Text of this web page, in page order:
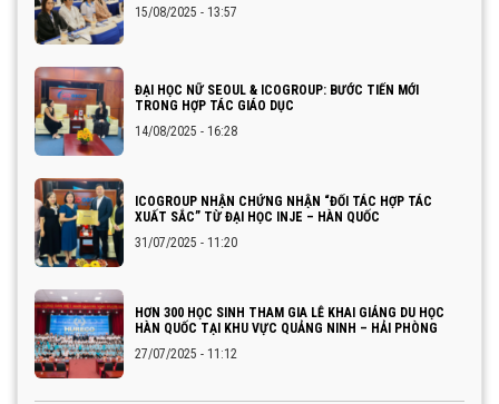
15/08/2025 - 13:57
ĐẠI HỌC NỮ SEOUL & ICOGROUP: BƯỚC TIẾN MỚI
TRONG HỢP TÁC GIÁO DỤC
14/08/2025 - 16:28
ICOGROUP NHẬN CHỨNG NHẬN “ĐỐI TÁC HỢP TÁC
XUẤT SẮC” TỪ ĐẠI HỌC INJE – HÀN QUỐC
31/07/2025 - 11:20
HƠN 300 HỌC SINH THAM GIA LỄ KHAI GIẢNG DU HỌC
HÀN QUỐC TẠI KHU VỰC QUẢNG NINH – HẢI PHÒNG
27/07/2025 - 11:12